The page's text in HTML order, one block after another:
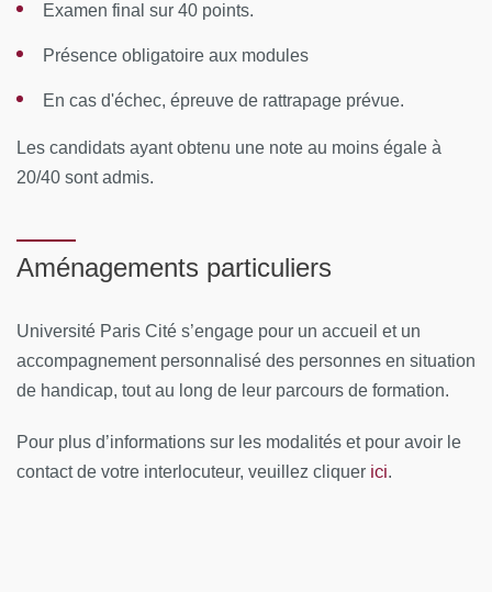
Septembre 2027 : 15, 16 et 17
Octobre 2027 : 14 et 15
soit 117,5 heures, dont 103,5 heures de CM, 12 heures
d'enseignement pratique et 2 heures d'examen écrit
CONTENUS PÉDAGOGIQUES
Module 2 - Etiopathogénie des TCA
Examen final sur 40 points.
Présence obligatoire aux modules
En cas d'échec, épreuve de rattrapage prévue.
Les candidats ayant obtenu une note au moins égale à
20/40 sont admis.
Aménagements particuliers
Université Paris Cité s’engage pour un accueil et un
accompagnement personnalisé des personnes en situation
de handicap, tout au long de leur parcours de formation.
Pour plus d’informations sur les modalités et pour avoir le
contact de votre interlocuteur, veuillez cliquer ici.